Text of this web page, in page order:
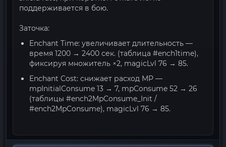
поддерживается в бою.
Заточка:
Enchant Time: увеличивает длительность —
время 1200 → 2400 сек. (таблица #ench1time),
фиксируя множитель ×2, magicLvl 76 → 85.
Enchant Cost: снижает расход MP —
mpInitialConsume 13 → 7, mpConsume 52 → 26
(таблицы #ench2MpConsume_Init /
#ench2MpConsume), magicLvl 76 → 85.